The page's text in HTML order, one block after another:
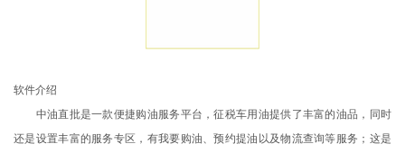
软件介绍
中油直批是一款便捷购油服务平台，征税车用油提供了丰富的油品，同时
还是设置丰富的服务专区，有我要购油、预约提油以及物流查询等服务；这是